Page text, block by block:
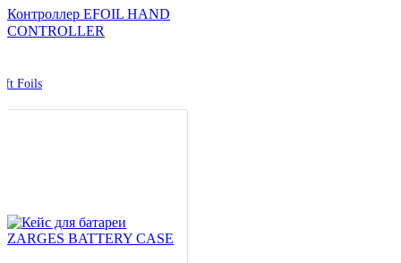
Контроллер EFOIL HAND
CONTROLLER
Foils